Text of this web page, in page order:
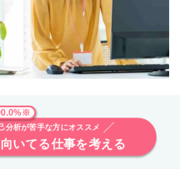
分析が苦手な方にオススメ
いてる仕事を考える